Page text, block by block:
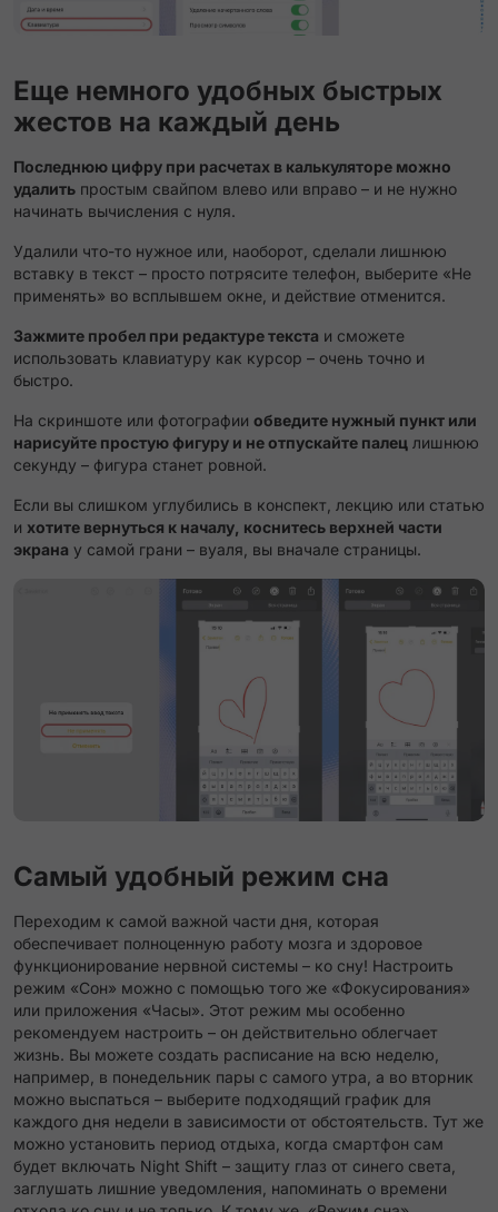
Еще немного удобных быстрых
жестов на каждый день
Последнюю цифру при расчетах в калькуляторе можно
удалить простым свайпом влево или вправо – и не нужно
начинать вычисления с нуля.
Удалили что-то нужное или, наоборот, сделали лишнюю
вставку в текст – просто потрясите телефон, выберите «Не
применять» во всплывшем окне, и действие отменится.
Зажмите пробел при редактуре текста и сможете
использовать клавиатуру как курсор – очень точно и
быстро.
На скриншоте или фотографии обведите нужный пункт или
нарисуйте простую фигуру и не отпускайте палец лишнюю
секунду – фигура станет ровной.
Если вы слишком углубились в конспект, лекцию или статью
и хотите вернуться к началу, коснитесь верхней части
экрана у самой грани – вуаля, вы вначале страницы.
Самый удобный режим сна
Переходим к самой важной части дня, которая
обеспечивает полноценную работу мозга и здоровое
функционирование нервной системы – ко сну! Настроить
режим «Сон» можно с помощью того же «Фокусирования»
или приложения «Часы». Этот режим мы особенно
рекомендуем настроить – он действительно облегчает
жизнь. Вы можете создать расписание на всю неделю,
например, в понедельник пары с самого утра, а во вторник
можно выспаться – выберите подходящий график для
каждого дня недели в зависимости от обстоятельств. Тут же
можно установить период отдыха, когда смартфон сам
будет включать Night Shift – защиту глаз от синего света,
заглушать лишние уведомления, напоминать о времени